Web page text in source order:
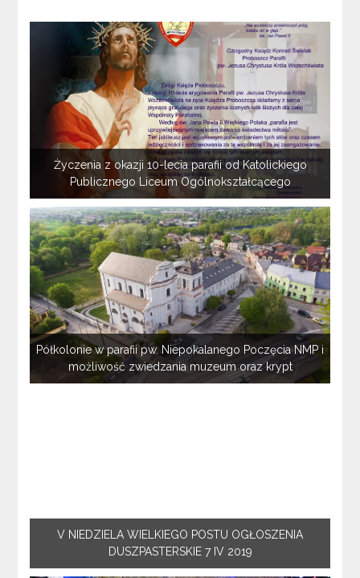
Życzenia z okazji 10-lecia parafii od Katolickiego
Publicznego Liceum Ogólnokształcącego
Półkolonie w parafii pw. Niepokalanego Poczęcia NMP i
możliwość zwiedzania muzeum oraz krypt
V NIEDZIELA WIELKIEGO POSTU OGŁOSZENIA
DUSZPASTERSKIE 7 IV 2019